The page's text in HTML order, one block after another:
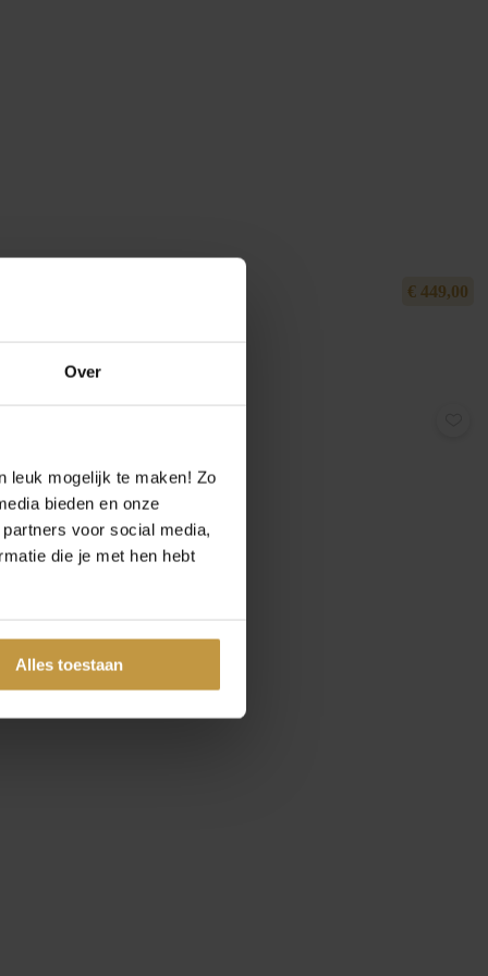
Over
leuk mogelijk te maken! Zo
bieden en onze
voor social media,
die je met hen hebt
Alles toestaan
€ 449,00